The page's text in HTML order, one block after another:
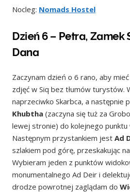
Nocleg: Nomads Hostel
Dzień 6 – Petra, Zamek
Dana
Zaczynam dzień o 6 rano, aby
zdjęć w Siq bez tłumów turystów.
naprzeciwko Skarbca, a następnie
Khubtha (zaczyna się tuż za
lewej stronie) do kolejnego punktu
Następnym przystankiem jest Ad
szlakiem pod górę, przeskakując
Wybieram jeden z punktów
monumentalnego Ad Deir i
drodze powrotnej zaglądam do